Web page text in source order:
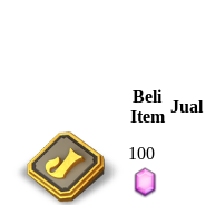
Beli
Item
Jual
100